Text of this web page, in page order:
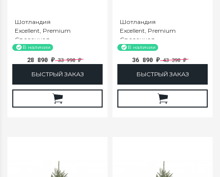
Шотландия
Excellent, Premium
Срезанная
200-225
В наличии
28 890 ₽ 33 990₽
БЫСТРЫЙ ЗАКАЗ
Шотландия
Excellent, Premium
Срезанная
225-250
В наличии
36 890 ₽ 43 390₽
БЫСТРЫЙ ЗАКАЗ